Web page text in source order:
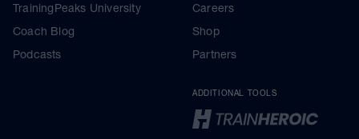
TrainingPeaks University
Coach Blog
Podcasts
Careers
Shop
Partners
ADDITIONAL TOOLS